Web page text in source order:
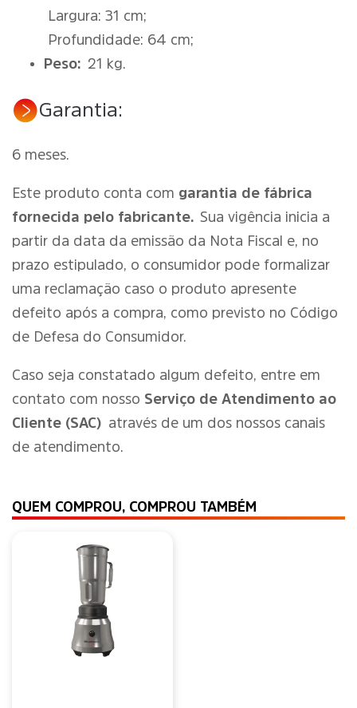
Largura: 31 cm;
Profundidade: 64 cm;
Peso: 21 kg.
Garantia:
6 meses.
Este produto conta com garantia de fábrica
fornecida pelo fabricante. Sua vigência inicia a
partir da data da emissão da Nota Fiscal e, no
prazo estipulado, o consumidor pode formalizar
uma reclamação caso o produto apresente
defeito após a compra, como previsto no Código
de Defesa do Consumidor.
Caso seja constatado algum defeito, entre em
contato com nosso Serviço de Atendimento ao
Cliente (SAC) através de um dos nossos canais
de atendimento.
QUEM COMPROU, COMPROU TAMBÉM